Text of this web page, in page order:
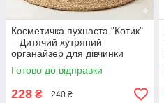
Косметичка пухнаста "Котик"
– Дитячий хутряний
органайзер для дівчинки
блакитно-рожевий
Готово до відправки
228 ₴ 240 ₴